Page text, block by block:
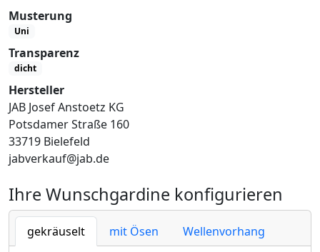
Musterung
Uni
Transparenz
dicht
Hersteller
JAB Josef Anstoetz KG
Potsdamer Straße 160
33719 Bielefeld
jabverkauf@jab.de
Ihre Wunschgardine konfigurieren
gekräuselt mit Ösen Wellenvorhang